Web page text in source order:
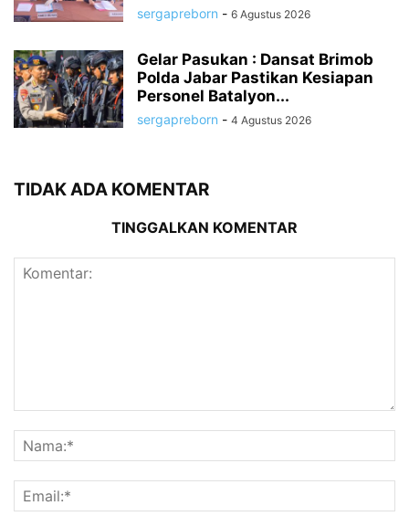
sergapreborn - 6 Agustus 2026
Gelar Pasukan : Dansat Brimob
Polda Jabar Pastikan Kesiapan
Personel Batalyon...
sergapreborn - 4 Agustus 2026
TIDAK ADA KOMENTAR
TINGGALKAN KOMENTAR